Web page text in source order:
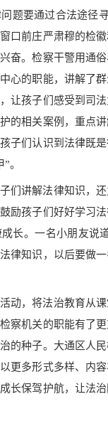
题要通过合法途径
口前庄严肃穆的检
奋。检察干警用通
心的职能，讲解了
让孩子们感受到司
的相关案例，重点
子们认识到法律既
。
们讲解法律知识，
励孩子们好好学习
长。一名小朋友说
律知识，以后要做
动，将法治教育从
察机关的职能有了
的种子。大通区人
更多形式多样、内
长保驾护航，让法